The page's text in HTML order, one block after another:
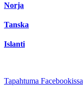
Norja
Tanska
Islanti
Tapahtuma Facebookissa